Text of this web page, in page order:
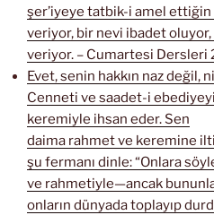
şer’iyeye tatbik-i amel
veriyor, bir nevi ibadet
veriyor. – Cumartesi Dersleri
Evet, senin hakkın naz değil,
Cenneti ve saadet-i
keremiyle ihsan eder. Sen
daima rahmet ve keremine
şu fermanı dinle: “Onlara
ve rahmetiyle—ancak
onların dünyada toplayıp